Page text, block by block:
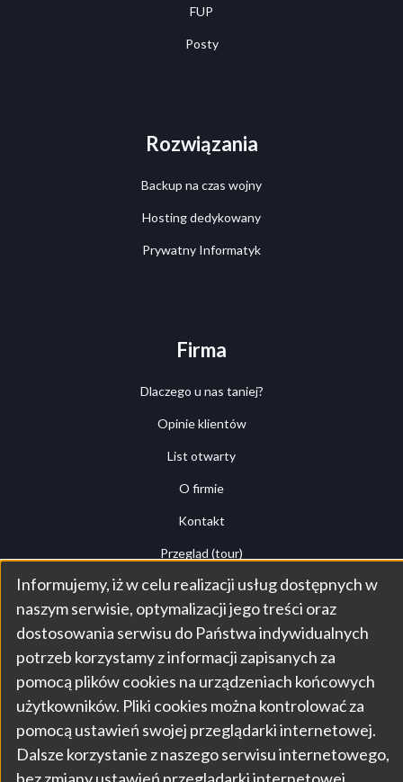
FUP
Posty
Rozwiązania
Backup na czas wojny
Hosting dedykowany
Prywatny Informatyk
Firma
Dlaczego u nas taniej?
Opinie klientów
List otwarty
O firmie
Kontakt
Przegląd (tour)
Panel klienta
© 2026, PrywatnyInformatyk.pl, PROMSEL Tomasz
Brzozowski, NIP: 9591583965
Use
of
personal
data
Informujemy, iż w celu realizacji usług dostępnych w
naszym serwisie, optymalizacji jego treści oraz
dostosowania serwisu do Państwa indywidualnych
potrzeb korzystamy z informacji zapisanych za
pomocą plików cookies na urządzeniach końcowych
użytkowników. Pliki cookies można kontrolować za
pomocą ustawień swojej przeglądarki internetowej.
Dalsze korzystanie z naszego serwisu internetowego,